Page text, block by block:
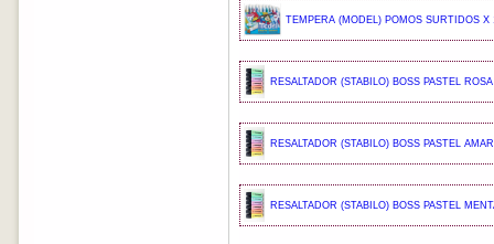
TEMPERA (MODEL) POMOS SURTIDOS X
RESALTADOR (STABILO) BOSS PASTEL
RESALTADOR (STABILO) BOSS PASTEL
RESALTADOR (STABILO) BOSS PASTEL